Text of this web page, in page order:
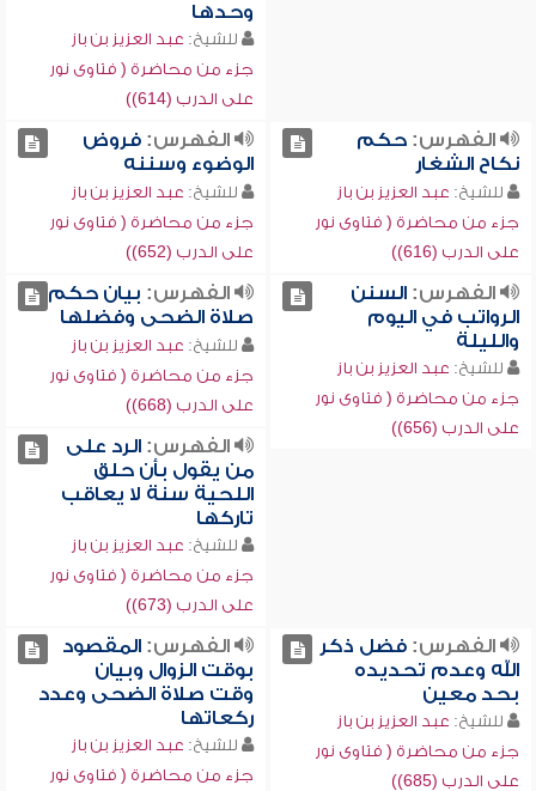
وحدها
للشيخ: عبد العزيز بن باز
جزء من محاضرة ( فتاوى نور
على الدرب (614))
الفهرس:حكم
نكاح الشغار
للشيخ: عبد العزيز بن باز
جزء من محاضرة ( فتاوى نور
على الدرب (616))
الفهرس:فروض
الوضوء وسننه
للشيخ: عبد العزيز بن باز
جزء من محاضرة ( فتاوى نور
على الدرب (652))
الفهرس:السنن
الرواتب في اليوم
والليلة
للشيخ: عبد العزيز بن باز
جزء من محاضرة ( فتاوى نور
على الدرب (656))
الفهرس: بيان حكم
صلاة الضحى وفضلها
للشيخ: عبد العزيز بن باز
جزء من محاضرة ( فتاوى نور
على الدرب (668))
الفهرس:الرد على
من يقول بأن حلق
اللحية سنة لا يعاقب
تاركها
للشيخ: عبد العزيز بن باز
جزء من محاضرة ( فتاوى نور
على الدرب (673))
الفهرس:فضل ذكر
الله وعدم تحديده
بحد معين
للشيخ: عبد العزيز بن باز
جزء من محاضرة ( فتاوى نور
على الدرب (685))
الفهرس:المقصود
بوقت الزوال وبيان
وقت صلاة الضحى وعدد
ركعاتها
للشيخ: عبد العزيز بن باز
جزء من محاضرة ( فتاوى نور